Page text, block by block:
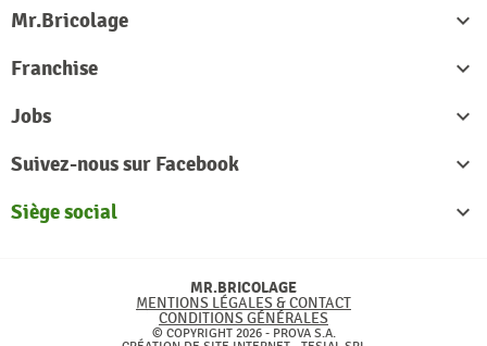
Mr.Bricolage

Franchise

Jobs

Suivez-nous sur Facebook

Siège social

MR.BRICOLAGE
MENTIONS LÉGALES & CONTACT
CONDITIONS GÉNÉRALES
© COPYRIGHT 2026 - PROVA S.A.